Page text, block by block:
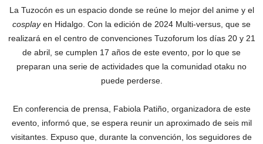
La Tuzocón es un espacio donde se reúne lo mejor del anime y el
cosplayen Hidalgo. Con la edición de 2024 Multi-versus, que se
realizará en el centro de convenciones Tuzoforum los días 20 y 21
de abril, se cumplen 17 años de este evento, por lo que se
preparan una serie de actividades que la comunidad otaku no
puede perderse.
En conferencia de prensa, Fabiola Patiño, organizadora de este
evento, informó que, se espera reunir un aproximado de seis mil
visitantes. Expuso que, durante la convención, los seguidores de